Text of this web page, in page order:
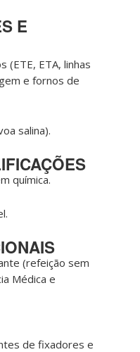
E
(ETE, ETA, linhas
e fornos de
salina).
química.
(refeição sem
Médica e
de fixadores e